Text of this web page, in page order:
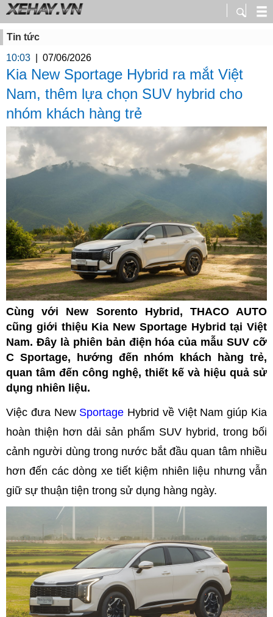
Tin tức
10:03
07/06/2026
Kia New Sportage Hybrid ra mắt Việt
Nam, thêm lựa chọn SUV hybrid cho
nhóm khách hàng trẻ
Cùng với New Sorento Hybrid, THACO AUTO
cũng giới thiệu Kia New Sportage Hybrid tại Việt
Nam. Đây là phiên bản điện hóa của mẫu SUV cỡ
C Sportage, hướng đến nhóm khách hàng trẻ,
quan tâm đến công nghệ, thiết kế và hiệu quả sử
dụng nhiên liệu.
Việc đưa New Sportage Hybrid về Việt Nam giúp Kia
hoàn thiện hơn dải sản phẩm SUV hybrid, trong bối
cảnh người dùng trong nước bắt đầu quan tâm nhiều
hơn đến các dòng xe tiết kiệm nhiên liệu nhưng vẫn
giữ sự thuận tiện trong sử dụng hàng ngày.